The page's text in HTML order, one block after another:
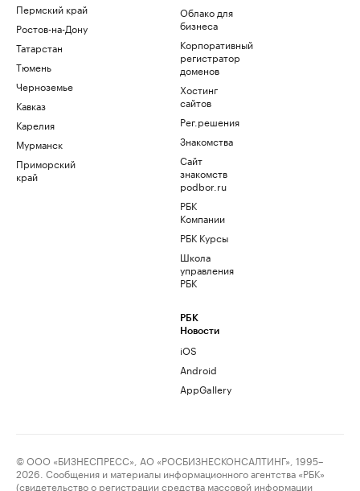
Пермский край
Ростов-на-Дону
Татарстан
Тюмень
Черноземье
Кавказ
Карелия
Мурманск
Приморский
край
Облако для
бизнеса
Корпоративный
регистратор
доменов
Хостинг
сайтов
Рег.решения
Знакомства
Сайт
знакомств
podbor.ru
РБК
Компании
РБК Курсы
Школа
управления
РБК
РБК
Новости
iOS
Android
AppGallery
© ООО «БИЗНЕСПРЕСС», АО «РОСБИЗНЕСКОНСАЛТИНГ», 1995–
2026. Сообщения и материалы информационного агентства «РБК»
(свидетельство о регистрации средства массовой информации